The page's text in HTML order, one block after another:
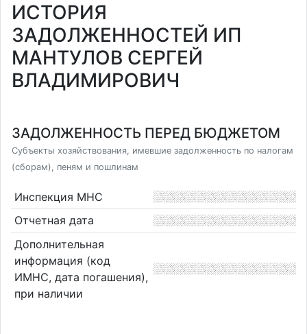
ИСТОРИЯ
ЗАДОЛЖЕННОСТЕЙ ИП
МАНТУЛОВ СЕРГЕЙ
ВЛАДИМИРОВИЧ
ЗАДОЛЖЕННОСТЬ ПЕРЕД БЮДЖЕТОМ
Субъекты хозяйствования, имевшие задолженность по налогам
(сборам), пеням и пошлинам
Инспекция МНС
Отчетная дата
Дополнительная
информация (код
ИМНС, дата погашения),
при наличии